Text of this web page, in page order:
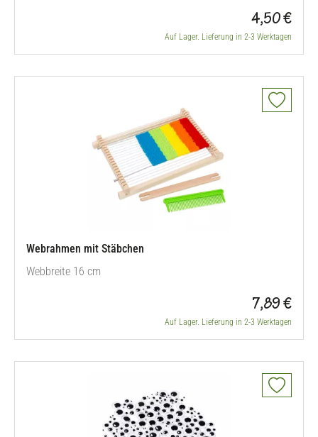
4,50 €
Auf Lager. Lieferung in 2-3 Werktagen
Webrahmen mit Stäbchen
Webbreite 16 cm
7,89 €
Auf Lager. Lieferung in 2-3 Werktagen